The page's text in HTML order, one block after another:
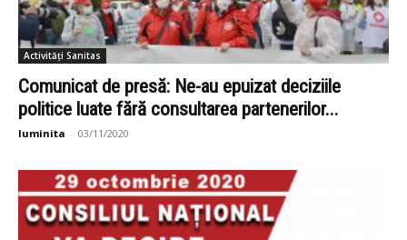
Activități Sanitas
Comunicat de presă: Ne-au epuizat deciziile
politice luate fără consultarea partenerilor...
luminita - 03/11/2020